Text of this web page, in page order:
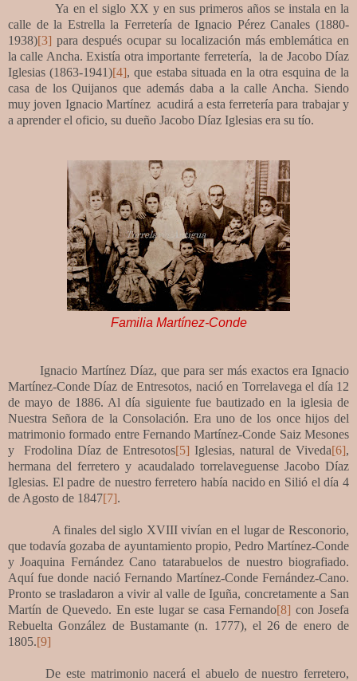
Ya en el siglo XX y en sus primeros años se instala en la
calle de la Estrella la Ferretería de Ignacio Pérez Canales (1880-
1938)[3] para después ocupar su localización más emblemática en
la calle Ancha. Existía otra importante ferretería, la de Jacobo Díaz
Iglesias (1863-1941)[4], que estaba situada en la otra esquina de la
casa de los Quijanos que además daba a la calle Ancha. Siendo
muy joven Ignacio Martínez acudirá a esta ferretería para trabajar y
a aprender el oficio, su dueño Jacobo Díaz Iglesias era su tío.
Familia Martínez-Conde
Ignacio Martínez Díaz, que para ser más exactos era Ignacio
Martínez-Conde Díaz de Entresotos, nació en Torrelavega el día 12
de mayo de 1886. Al día siguiente fue bautizado en la iglesia de
Nuestra Señora de la Consolación. Era uno de los once hijos del
matrimonio formado entre Fernando Martínez-Conde Saiz Mesones
y Frodolina Díaz de Entresotos[5] Iglesias, natural de Viveda[6],
hermana del ferretero y acaudalado torrelaveguense Jacobo Díaz
Iglesias. El padre de nuestro ferretero había nacidoen Silió el día 4
de Agosto de 1847[7].
A finales del siglo XVIII vivían en el lugar de Resconorio,
que todavía gozaba de ayuntamiento propio, Pedro Martínez-Conde
y Joaquina Fernández Cano tatarabuelos de nuestro biografiado.
Aquí fue donde nació Fernando Martínez-Conde Fernández-Cano.
Pronto se trasladaron a vivir al valle de Iguña, concretamente a San
Martín de Quevedo. En este lugar se casa Fernando[8] con Josefa
Rebuelta González de Bustamante (n. 1777), el 26 de enero de
1805.[9]
De este matrimonio nacerá el abuelo de nuestro ferretero,